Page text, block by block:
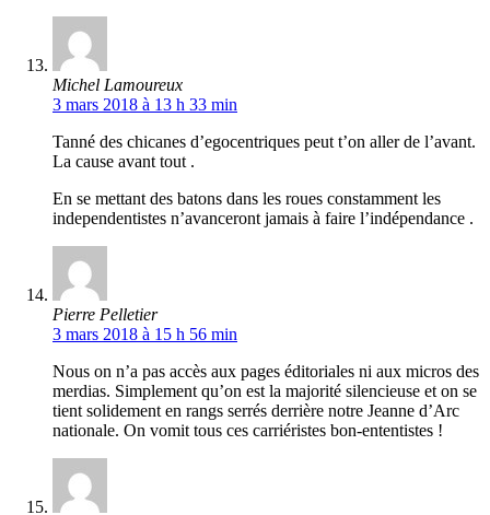
Michel Lamoureux
3 mars 2018 à 13 h 33 min
Tanné des chicanes d’egocentriques peut t’on aller de l’avant.
La cause avant tout .
En se mettant des batons dans les roues constamment les
independentistes n’avanceront jamais à faire l’indépendance .
Pierre Pelletier
3 mars 2018 à 15 h 56 min
Nous on n’a pas accès aux pages éditoriales ni aux micros des
merdias. Simplement qu’on est la majorité silencieuse et on se
tient solidement en rangs serrés derrière notre Jeanne d’Arc
nationale. On vomit tous ces carriéristes bon-ententistes !